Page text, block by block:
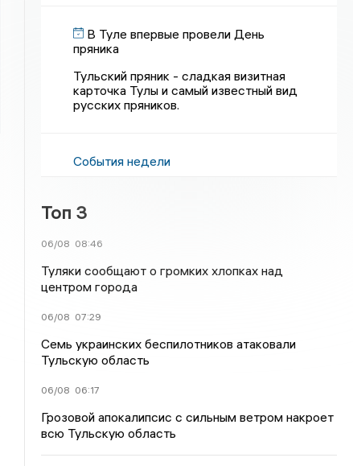
В Туле впервые провели День
пряника
Тульский пряник - сладкая визитная
карточка Тулы и самый известный вид
русских пряников.
События недели
Топ 3
06/08 08:46
Туляки сообщают о громких хлопках над
центром города
06/08 07:29
Семь украинских беспилотников атаковали
Тульскую область
06/08 06:17
Грозовой апокалипсис с сильным ветром накроет
всю Тульскую область